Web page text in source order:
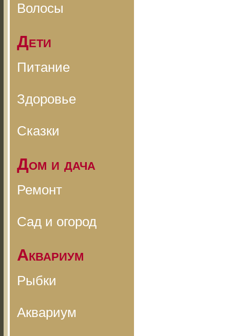
Волосы
Дети
Питание
Здоровье
Сказки
Дом и дача
Ремонт
Сад и огород
Аквариум
Рыбки
Аквариум